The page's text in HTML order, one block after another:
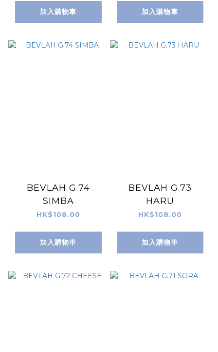
加入購物車 加入購物車
BEVLAH G.74
SIMBA
HK$108.00
加入購物車
BEVLAH G.73
HARU
HK$108.00
加入購物車